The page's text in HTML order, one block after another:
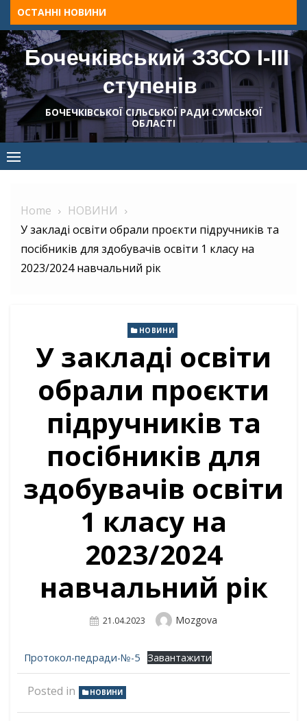
Skip
to
content
ОСТАННІ НОВИНИ
Бочечківський ЗЗСО І-ІІІ
ступенів
БОЧЕЧКІВСЬКОЇ СІЛЬСЬКОЇ РАДИ СУМСЬКОЇ
ОБЛАСТІ
Home
НОВИНИ
У закладі освіти обрали проєкти підручників та
посібників для здобувачів освіти 1 класу на
2023/2024 навчальний рік
НОВИНИ
У закладі освіти
обрали проєкти
підручників та
посібників для
здобувачів освіти
1 класу на
2023/2024
навчальний рік
Posted
21.04.2023 Author
Mozgova
Протокол-педради-№-5 Завантажити
Posted in НОВИНИ